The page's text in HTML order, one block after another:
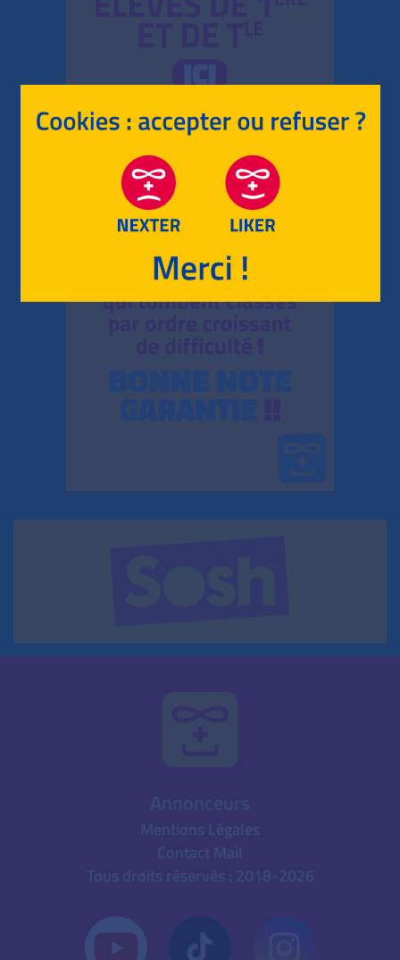
Mentions Légales
Contact Mail
Tous droits réservés : 2018-2026